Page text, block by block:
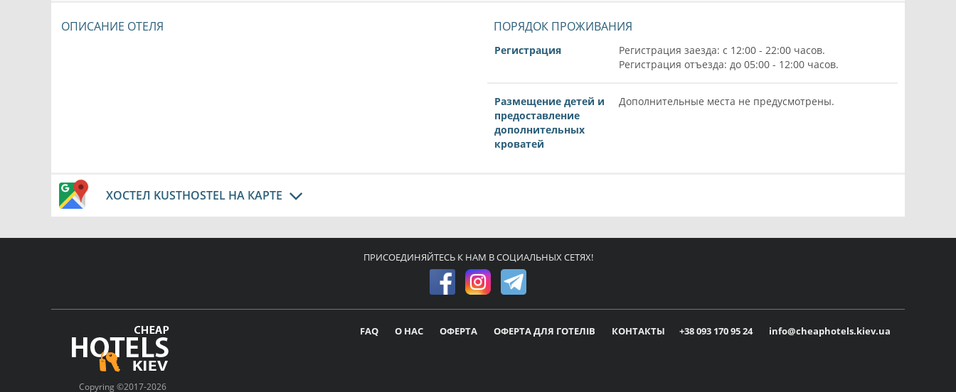
ОПИСАНИЕ ОТЕЛЯ ПОРЯДОК ПРОЖИВАНИЯ
Регистрация
Регистрация заезда: с 12:00 - 22:00 часов.
Регистрация отъезда: до 05:00 - 12:00 часов.
Размещение детей и
предоставление
дополнительных
кроватей
Дополнительные места не предусмотрены.
ХОСТЕЛ KUSTHOSTEL НА КАРТЕ
ПРИСОЕДИНЯЙТЕСЬ К НАМ В СОЦИАЛЬНЫХ СЕТЯХ!
Copyring ©2017-2026
FAQ О НАС ОФЕРТА ОФЕРТА ДЛЯ ГОТЕЛІВ КОНТАКТЫ +38 093 170 95 24 info@cheaphotels.kiev.ua